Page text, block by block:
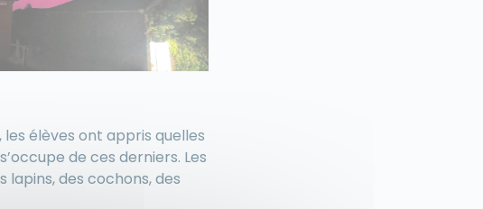
élèves ont appris quelles
de ces derniers. Les
lapins, des cochons, des